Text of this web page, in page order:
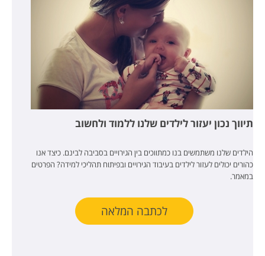
תיווך נכון יעזור לילדים שלנו ללמוד ולחשוב
הילדים שלנו משתמשים בנו כמתווכים בין הגירויים בסביבה לבינם. כיצד אנו
כהורים יכולים לעזור לילדים בעיבוד הגירויים ובפיתוח תהליכי למידה? הפרטים
במאמר.
לכתבה המלאה